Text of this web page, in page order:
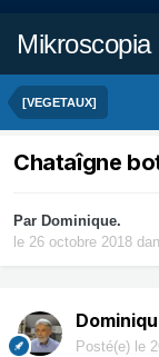
Mikroscopia
[VEGETAUX]
Chataîgne
Par Dominique.
le 26 octobre 2018
Posté(e) le